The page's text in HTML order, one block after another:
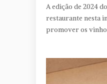
A edição de 2024
restaurante nesta
promover os